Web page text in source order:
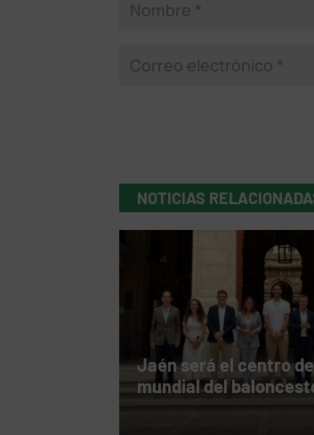
NOTICIAS
Jaén será el centro
mundial del